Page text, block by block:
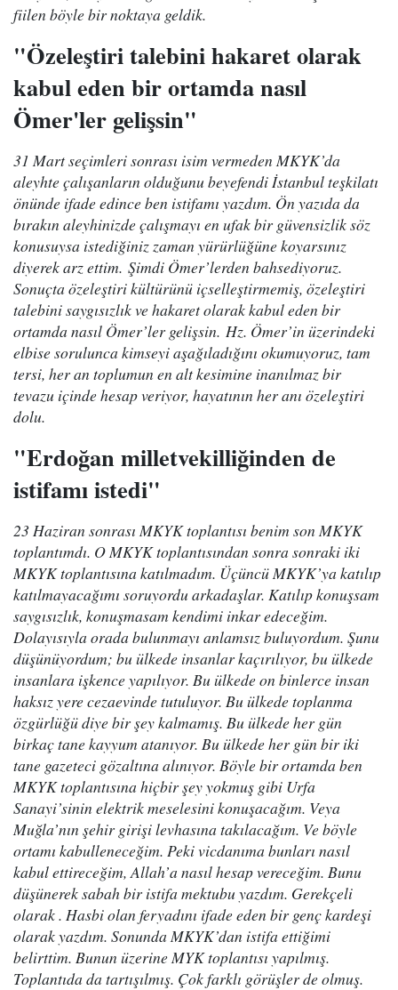
fiilen böyle bir noktaya geldik.
"Özeleştiri talebini hakaret olarak
kabul eden bir ortamda nasıl
Ömer'ler gelişsin"
31 Mart seçimleri sonrası isim vermeden MKYK’da
aleyhte çalışanların olduğunu beyefendi İstanbul teşkilatı
önünde ifade edince ben istifamı yazdım. Ön yazıda da
bırakın aleyhinizde çalışmayı en ufak bir güvensizlik söz
konusuysa istediğiniz zaman yürürlüğüne koyarsınız
diyerek arz ettim. Şimdi Ömer’lerden bahsediyoruz.
Sonuçta özeleştiri kültürünü içselleştirmemiş, özeleştiri
talebini saygısızlık ve hakaret olarak kabul eden bir
ortamda nasıl Ömer’ler gelişsin. Hz. Ömer’in üzerindeki
elbise sorulunca kimseyi aşağıladığını okumuyoruz, tam
tersi, her an toplumun en alt kesimine inanılmaz bir
tevazu içinde hesap veriyor, hayatının her anı özeleştiri
dolu.
"Erdoğan milletvekilliğinden de
istifamı istedi"
23 Haziran sonrası MKYK toplantısı benim son MKYK
toplantımdı. O MKYK toplantısından sonra sonraki iki
MKYK toplantısına katılmadım. Üçüncü MKYK’ya katılıp
katılmayacağımı soruyordu arkadaşlar. Katılıp konuşsam
saygısızlık, konuşmasam kendimi inkar edeceğim.
Dolayısıyla orada bulunmayı anlamsız buluyordum. Şunu
düşünüyordum; bu ülkede insanlar kaçırılıyor, bu ülkede
insanlara işkence yapılıyor. Bu ülkede on binlerce insan
haksız yere cezaevinde tutuluyor. Bu ülkede toplanma
özgürlüğü diye bir şey kalmamış. Bu ülkede her gün
birkaç tane kayyum atanıyor. Bu ülkede her gün bir iki
tane gazeteci gözaltına alınıyor. Böyle bir ortamda ben
MKYK toplantısına hiçbir şey yokmuş gibi Urfa
Sanayi’sinin elektrik meselesini konuşacağım. Veya
Muğla’nın şehir girişi levhasına takılacağım. Ve böyle
ortamı kabulleneceğim. Peki vicdanıma bunları nasıl
kabul ettireceğim, Allah’a nasıl hesap vereceğim. Bunu
düşünerek sabah bir istifa mektubu yazdım. Gerekçeli
olarak . Hasbi olan feryadını ifade eden bir genç kardeşi
olarak yazdım. Sonunda MKYK’dan istifa ettiğimi
belirttim. Bunun üzerine MYK toplantısı yapılmış.
Toplantıda da tartışılmış. Çok farklı görüşler de olmuş.